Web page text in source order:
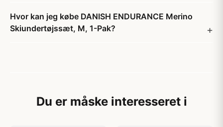
Hvor kan jeg købe DANISH ENDURANCE Merino
Skiundertøjssæt, M, 1-Pak?
Du er måske interesseret i